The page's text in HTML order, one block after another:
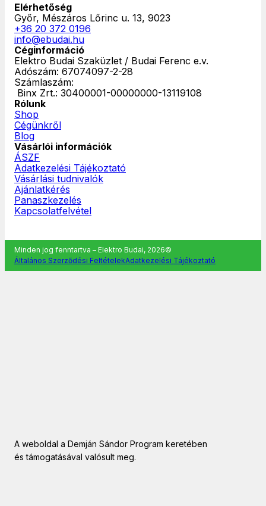
Elérhetőség
Győr, Mészáros Lőrinc u. 13, 9023
+36 20 372 0196
info@ebudai.hu
Céginformáció
Elektro Budai Szaküzlet / Budai Ferenc e.v.
Adószám: 67074097-2-28
Számlaszám:
‎ Binx Zrt.: 30400001-00000000-13119108
Rólunk
Shop
Cégünkről
Blog
Vásárlói információk
ÁSZF
Adatkezelési Tájékoztató
Vásárlási tudnivalók
Ajánlatkérés
Panaszkezelés
Kapcsolatfelvétel
Minden jog fenntartva – Elektro Budai, 2026©
Általános Szerződési FeltételekAdatkezelési Tájékoztató
A weboldal a Demján Sándor Program keretében
és támogatásával valósult meg.